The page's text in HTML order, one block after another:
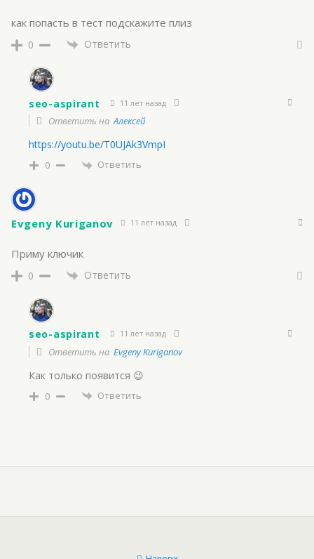
как попасть в тест подскажите плиз
0 Ответить
seo-aspirant 11 лет назад
Ответить наАлексей
https://youtu.be/T0UJAk3VmpI
0 Ответить
Evgeny Kuriganov 11 лет назад
Приму ключик
0 Ответить
seo-aspirant 11 лет назад
Ответить на Evgeny Kuriganov
Как только появится 😉
0 Ответить